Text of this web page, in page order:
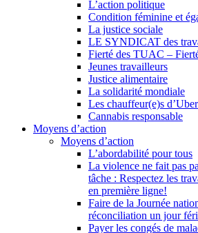
L’action politique
Condition féminine et
La justice sociale
LE SYNDICAT des
Fierté des TUAC –
Jeunes travailleurs
Justice alimentaire
La solidarité mondiale
Les chauffeur(e)s
Cannabis responsable
Moyens d’action
Moyens d’action
L’abordabilité pour tous
La violence ne fait pas
tâche : Respectez les
en première ligne!
Faire de la Journée
réconciliation un jour
Payer les congés de